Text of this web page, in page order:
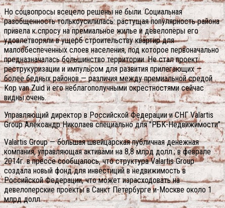
Но соцвопросы всецело решены не были. Социальная
разобщенность толькоусилилась: растущая популярность района
привела к спросу на премиальное жилье и девелоперы его
удовлетворяли в ущерб строительству квартир для
малообеспеченных слоев населения, под которое первоначально
предназначалась большинство территории. Не стал проект
реструкуризации и импульсом для развития прилегающих —
более бедных районов — различия между премиальной средой
Kop van Zuid и его неблагополучными окрестностями сейчас
видны очень.
Управляющий директор в Российской Федерации и СНГ Valartis
Group Александр Николаев специально для "РБК-Недвижимости"
Valartis Group — большая швейцарская публичная денежная
компания, управляющая активами на 8,8 млрд долл.; в феврале
2014г. в прессе сообщалось, что структура Valartis Group
создала новый фонд для инвестиций в недвижимость в
Российской Федерации, что может израсходовать на
девелоперские проекты в Санкт Петербурге и-Москве около 1
млрд долл.